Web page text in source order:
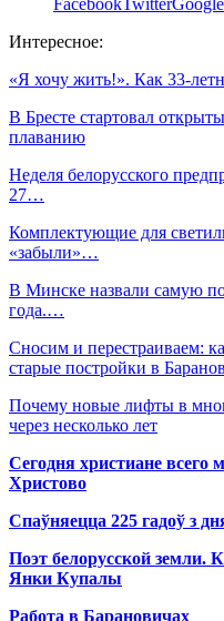
Facebook Twitter
Интересное:
«Я хочу жить!». Как 33-
В Бресте стартовал
плаванию
Неделя белорусского
27…
Комплектующие для
«забыли»…
В Минске назвали самую
года.…
Сносим и перестраиваем:
старые постройки в
Почему новые лифты в
через несколько лет
Сегодня христиане всего
Христово
Спаўняецца 225 гадоў з
Поэт белорусской земли.
Янки Купалы
Работа в Барановичах